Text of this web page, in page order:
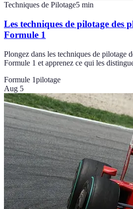
Techniques de Pilotage5 min
Les techniques de pilotage des
Formule 1
Plongez dans les techniques de pilotage
Formule 1 et apprenez ce qui les
Formule 1pilotage
Aug 5